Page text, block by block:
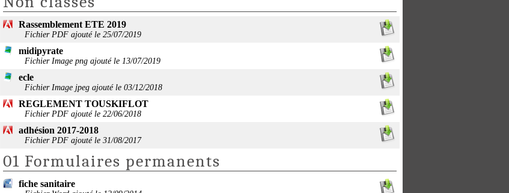
Rassemblement ETE 2019
Fichier PDF ajouté le 25/07/2019
midipyrate
Fichier Image png ajouté le 13/07/2019
ecle
Fichier Image jpeg ajouté le 03/12/2018
REGLEMENT TOUSKIFLOT
Fichier PDF ajouté le 22/06/2018
adhésion 2017-2018
Fichier PDF ajouté le 31/08/2017
01 Formulaires permanents
fiche sanitaire